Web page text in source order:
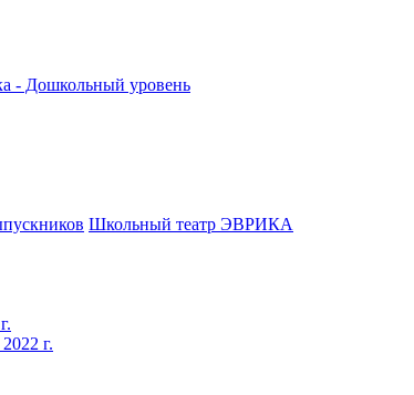
- Дошкольный уровень
Школьный театр ЭВРИКА
г.